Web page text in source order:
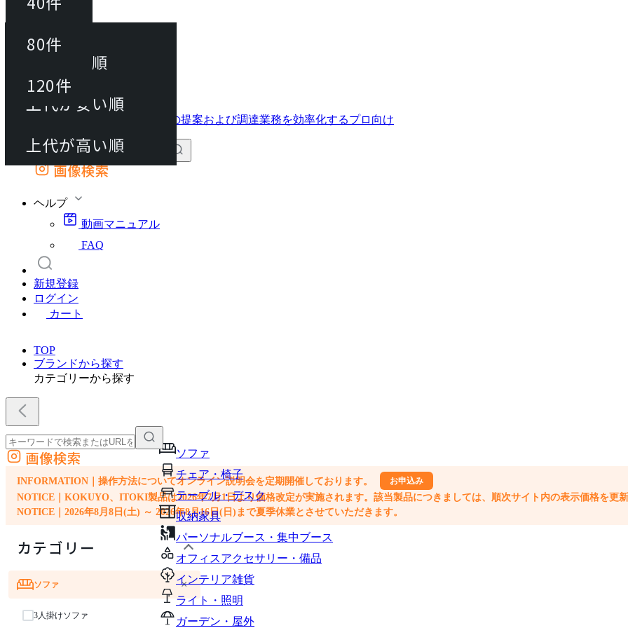
動画マニュアル
FAQ
カート
外部サイトの商品をカートに追加
画像検索
ヘルプ
動画マニュアル
FAQ
新規登録
ログイン
カート
TOP
ブランドから探す
カテゴリーから探す
ソファ
チェア・椅子
テーブル・デスク
収納家具
パーソナルブース・集中ブース
オフィスアクセサリー・備品
インテリア雑貨
ライト・照明
ガーデン・屋外
外部サイトの商品をカートに追加
他のサイトで見つけた商品ページのURLを貼り付けて、カートに追加できます
画像検索
INFORMATION｜操作方法についてオンライン説明会を定期開催しております。 お申込み
NOTICE｜KOKUYO、ITOKI製品は2026年7月1日より価格改定が実施されます。該当製品につきましては、順次サイト内の表示価格を更新
NOTICE｜2026年8月8日(土) ～ 2026年8月16日(日)まで夏季休業とさせていただきます。
カテゴリー
ソファ ×
3人掛けソファ
40件
80件
並び替え
おすすめ順
上代が安い順
上代が高い順
80件
120件